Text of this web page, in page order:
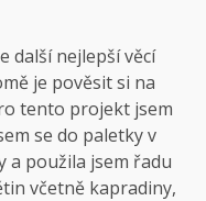
další nejlepší věcí
je pověsit si na
tento projekt jsem
se do paletky v
a použila jsem řadu
včetně kapradiny,